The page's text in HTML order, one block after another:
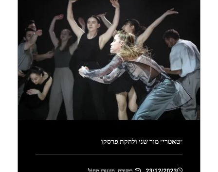
״טאטרי״ מור שני ולהקת פרסקו